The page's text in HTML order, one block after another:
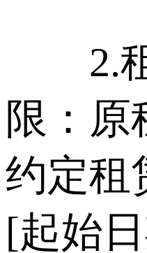
2.租
限：原
约定租
[起始